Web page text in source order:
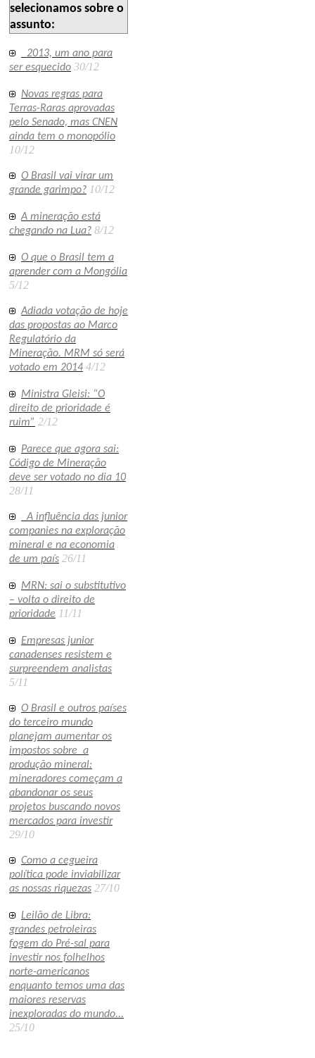
selecionamos sobre o
assunto:
2013, um ano para
ser esquecido 30/12
Novas regras para
Terras-Raras aprovadas
pelo Senado, mas CNEN
ainda tem o monopólio
10/12
O Brasil vai virar um
grande garimpo? 10/12
A mineração está
chegando na Lua? 8/12
O que o Brasil tem a
aprender com a Mongólia
5/12
Adiada votação de hoje
das propostas ao Marco
Regulatório da
Mineração. MRM só será
votado em 2014 4/12
Ministra Gleisi: “O
direito de prioridade é
ruim” 2/12
Parece que agora sai:
Código de Mineração
deve ser votado no dia 10
28/11
A influência das junior
companies na exploração
mineral e na economia
de um país 26/11
MRN: sai o substitutivo
– volta o direito de
prioridade 11/11
Empresas junior
canadenses resistem e
surpreendem analistas
5/11
O Brasil e outros países
do terceiro mundo
planejam aumentar os
impostos sobre a
produção mineral:
mineradores começam a
abandonar os seus
projetos buscando novos
mercados para investir
29/10
Como a cegueira
política pode inviabilizar
as nossas riquezas 27/10
Leilão de Libra:
grandes petroleiras
fogem do Pré-sal para
investir nos folhelhos
norte-americanos
enquanto temos uma das
maiores reservas
inexploradas do mundo...
25/10